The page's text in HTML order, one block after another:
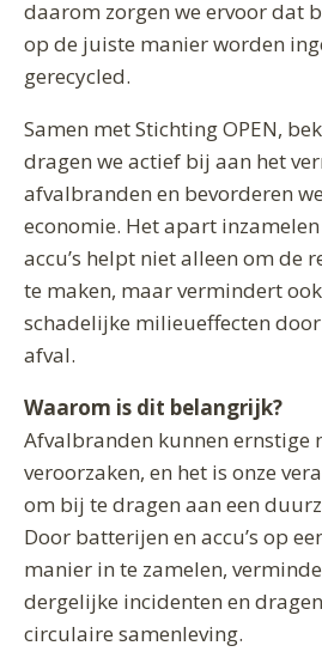
daarom zorgen we ervoor dat
op de juiste manier worden
gerecycled.
Samen met Stichting OPEN,
dragen we actief bij aan het
afvalbranden en bevorderen
economie. Het apart
accu’s helpt niet alleen om de
te maken, maar vermindert
schadelijke milieueffecten
afval.
Waarom is dit belangrijk?
Afvalbranden kunnen ernstige
veroorzaken, en het is onze
om bij te dragen aan een
Door batterijen en accu’s op
manier in te zamelen,
dergelijke incidenten en
circulaire samenleving.